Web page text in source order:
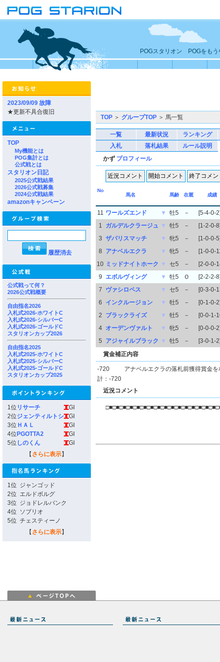
POGスタリオン POGをもう
2023/09/09 故障
★更新不具合復旧
TOP
My機能とは
POG集計とは
公式戦とは
スタリオン日記
2025公式戦結果
2026公式戦募集
2024公式戦結果
amazonキャンペーン
履歴消去
公式戦って何？
2026公式戦概要
自由指名2026
入札式2026-ホワイトC
入札式2026-シルバーC
入札式2026-ゴールドC
スタリオンカップ2026
自由指名2025
入札式2025-ホワイトC
入札式2025-シルバーC
入札式2025-ゴールドC
スタリオンカップ2025
1位 リサーチ
GI
2位ジェンティルトシ
GI
3位 ＨＡＬ
GI
4位 PGOTTA2
GI
5位 しのくん
GI
【 さらに表示】
1位 ジャンゴッド
2位 エルドボルグ
3位 ジョドレルバンク
4位 ソブリオ
5位 チェスティーノ
【 さらに表示】
TOP ＞ グループTOP ＞ 馬一覧
一覧 最新状況
ランキング
入札
落札結果
ルール説明
かず プロフィール
No
馬名
馬齢 在厩 成績
11 ワールズエンド ▼ 牡5 －
[5-4-0-
1
ガルデルクラージュ ▼ 牡5 －
[1-2-0-
3 ザパリスマッチ ▼ 牝5 －
[1-0-0-
8
アナベルエクラ ▼ 牝5 －
[1-0-0-
10 ミッドナイトホーク ▼ セ5 －
[2-0-0-
9
エボルヴィング ▼ 牡5 Ｏ
[2-2-2-
7
ヴァシロペス ▼ セ5 －
[0-3-0-
6
インクルージョン ▼ 牡5 －
[0-1-0-
2
ブラックライズ ▼ 牡5 －
[0-0-1-
4
オーデンヴァルト ▼ 牝5 －
[0-0-0-
5
アジャイルブラック ▼ 牡5 －
[3-0-1-
賞金補正内容
-720
アナベルエクラの落札前獲得賞金を
計：-720
近況コメント